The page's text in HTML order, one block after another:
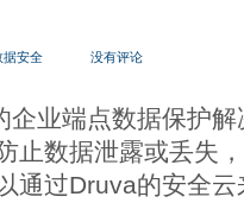
据安全 没有评论
企业端点数据保护
止数据泄露或丢失
通过Druva的安全